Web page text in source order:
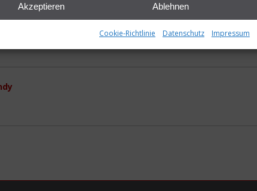
Akzeptieren Ablehnen
Cookie-Richtlinie Datenschutz Impressum